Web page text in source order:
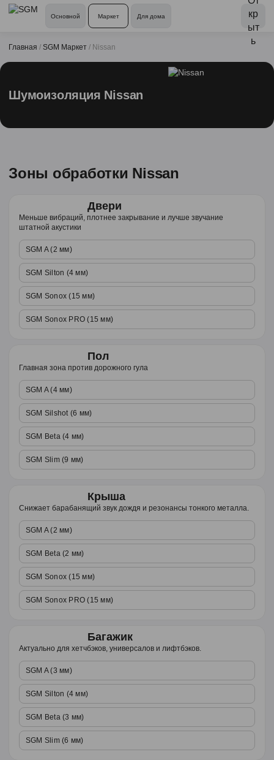
Основной Маркет Для дома
Главная / SGM Маркет / Nissan
Шумоизоляция Nissan
Зоны обработки Nissan
Двери
Меньше вибраций, плотнее закрывание и лучше звучание
штатной акустики
SGM A (2 мм)
SGM Silton (4 мм)
SGM Sonox (15 мм)
SGM Sonox PRO (15 мм)
Пол
Главная зона против дорожного гула
SGM A (4 мм)
SGM Silshot (6 мм)
SGM Beta (4 мм)
SGM Slim (9 мм)
Крыша
Снижает барабанящий звук дождя и резонансы тонкого металла.
SGM A (2 мм)
SGM Beta (2 мм)
SGM Sonox (15 мм)
SGM Sonox PRO (15 мм)
Багажик
Актуально для хетчбэков, универсалов и лифтбэков.
SGM A (3 мм)
SGM Silton (4 мм)
SGM Beta (3 мм)
SGM Slim (6 мм)